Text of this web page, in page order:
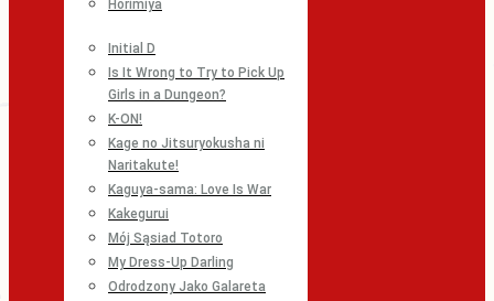
Horimiya
Initial D
Is It Wrong to Try to Pick Up
Girls in a Dungeon?
K-ON!
Kage no Jitsuryokusha ni
Naritakute!
Kaguya-sama: Love Is War
Kakegurui
Mój Sąsiad Totoro
My Dress-Up Darling
Odrodzony Jako Galareta